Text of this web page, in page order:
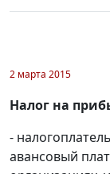
2 марта 2015
Налог на
-
авансовый